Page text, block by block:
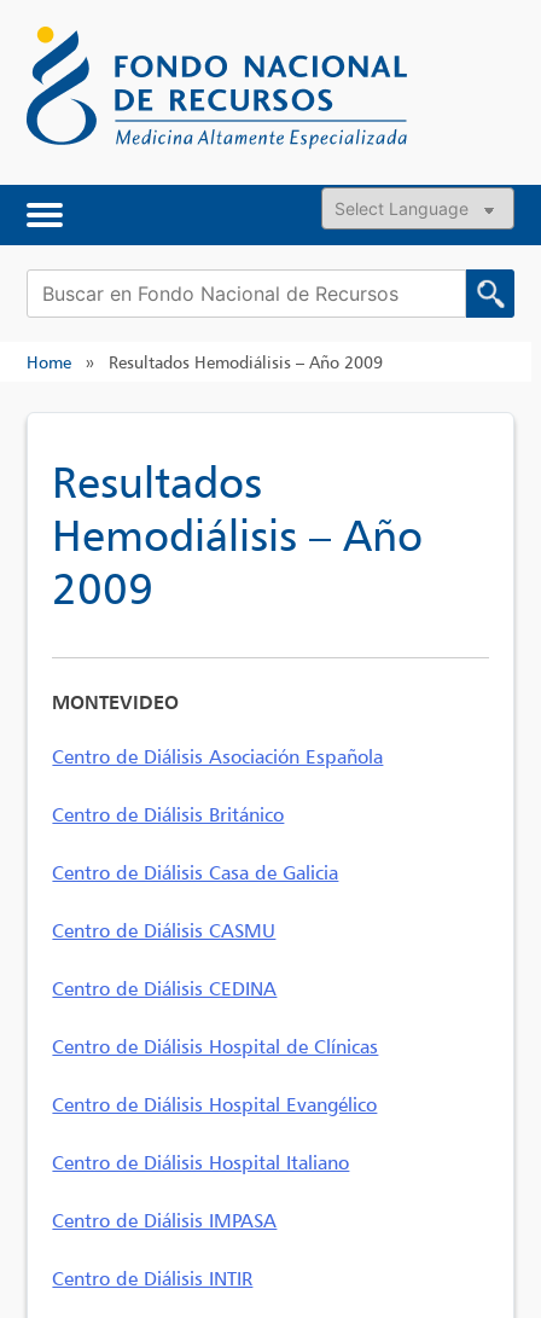
content
Powered by
Buscar:
Home » Resultados Hemodiálisis – Año 2009
Resultados
Hemodiálisis – Año
2009
MONTEVIDEO
Centro de Diálisis Asociación Española
Centro de Diálisis Británico
Centro de Diálisis Casa de Galicia
Centro de Diálisis CASMU
Centro de Diálisis CEDINA
Centro de Diálisis Hospital de Clínicas
Centro de Diálisis Hospital Evangélico
Centro de Diálisis Hospital Italiano
Centro de Diálisis IMPASA
Centro de Diálisis INTIR